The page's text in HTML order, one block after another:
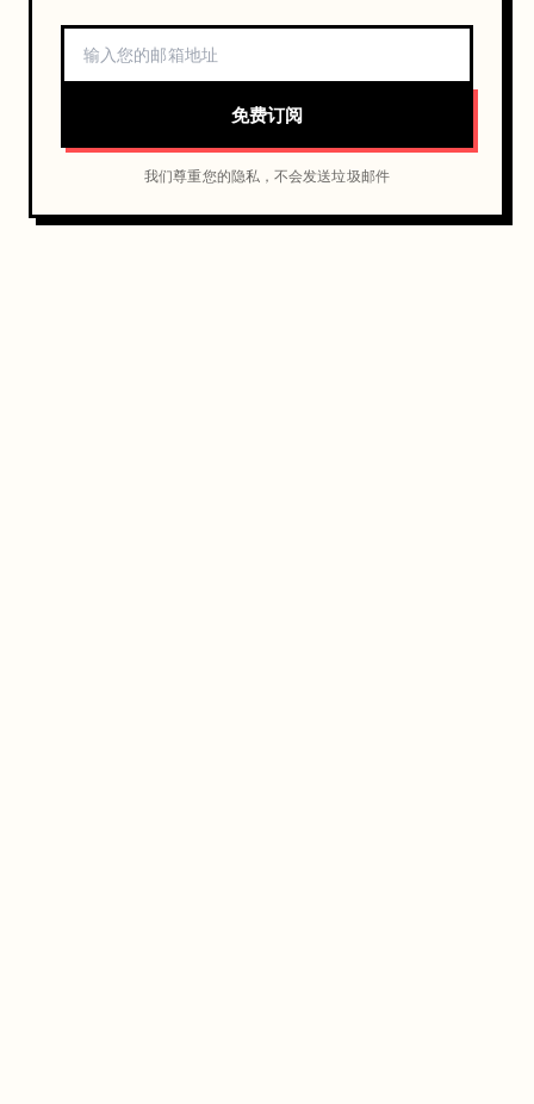
免费订阅
我们尊重您的隐私，不会发送垃圾邮件